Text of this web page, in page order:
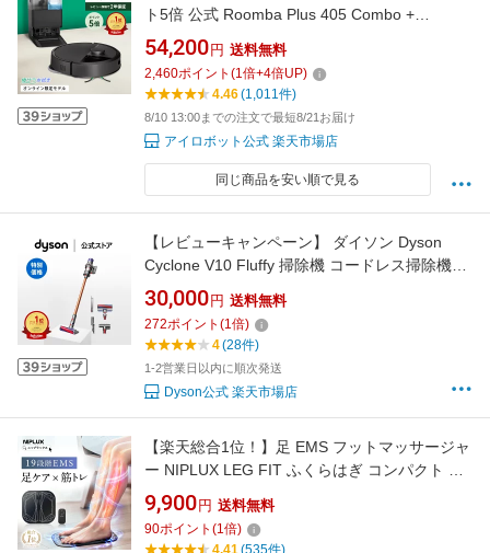
ト5倍 公式 Roomba Plus 405 Combo +
AutoWash ルンバ オンライン限定 アイロボット
ロボット掃除機 お掃除ロボット 水拭き 床拭き
拭き掃除 自動ゴミ収集 高性能 日本 国内 正規品
メーカー保証 延長保証 送料無料
54,200 円 送料無料
2,460ポイント (1倍+4倍UP)
4.46(1,011件)
8/10 13:00までの注文で最短8/21お届け
アイロボット公式 楽天市場店
同じ商品を安い順で見る
【レビューキャンペーン】 ダイソン Dyson
Cyclone V10 Fluffy 掃除機 コードレス掃除機
dyson SV58AD ダイソン公式 新品 ダイソン掃
除機 スティック掃除機 ハンディクリーナー ハ
ンディ掃除機 コードレス サイクロン
30,000 円 送料無料
272ポイント (1倍)
4(28件)
1-2営業日以内に順次発送
Dyson公式 楽天市場店
【楽天総合1位！】足 EMS フットマッサージャ
ー NIPLUX LEG FIT ふくらはぎ コンパクト 持
ち運び 太もも 強力 筋トレ フット マット 足裏
脚
9,900 円 送料無料
90ポイント (1倍)